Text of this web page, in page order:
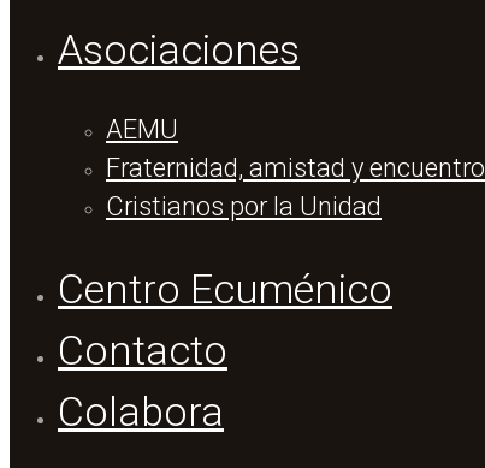
Asociaciones
AEMU
Fraternidad, amistad y encuentro
Cristianos por la Unidad
Centro Ecuménico
Contacto
Colabora